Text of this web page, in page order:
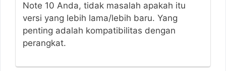
Note 10 Anda, tidak masalah apakah itu
versi yang lebih lama/lebih baru. Yang
penting adalah kompatibilitas dengan
perangkat.